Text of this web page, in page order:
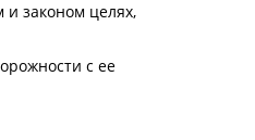
и законом целях,
с ее